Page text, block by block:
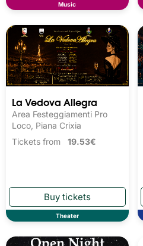
Music
La Vedova Allegra
Area Festeggiamenti Pro
Loco, Piana Crixia
Tickets from 19.53€
Theater